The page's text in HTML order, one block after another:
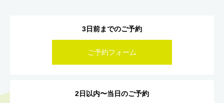
3日前までのご予約
ご予約フォーム
2日以内〜当日のご予約